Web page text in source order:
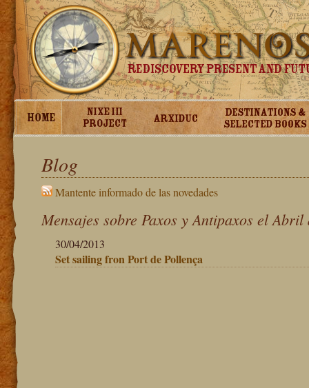
Blog
Mantente informado de las novedades
Mensajes sobre Paxos y Antipaxos el Abril
30/04/2013
Set sailing fron Port de Pollença